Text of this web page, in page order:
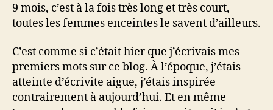
9 mois, c’est à la fois très long et très court,
toutes les femmes enceintes le savent d’ailleurs.
C’est comme si c’était hier que j’écrivais mes
premiers mots sur ce blog. À l’époque, j’étais
atteinte d’écrivite aigue, j’étais inspirée
contrairement à aujourd’hui. Et en même